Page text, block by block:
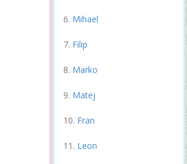
Mihael
Filip
Marko
Matej
Fran
Leon